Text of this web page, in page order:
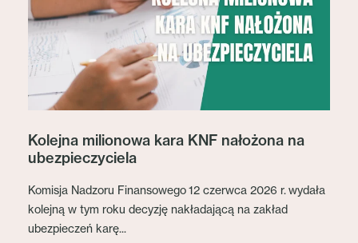
Kolejna milionowa kara KNF nałożona na
ubezpieczyciela
Komisja Nadzoru Finansowego 12 czerwca 2026 r. wydała
kolejną w tym roku decyzję nakładającą na zakład
ubezpieczeń karę...